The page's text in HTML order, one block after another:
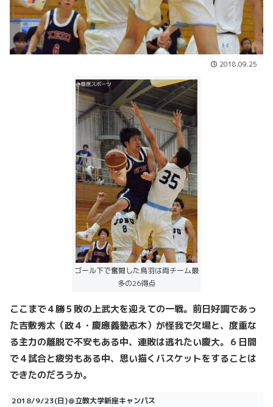
2018.09.25
ゴール下で奮闘した鳥羽は両チーム最
多の26得点
ここまで４勝５敗の上武大を迎えての一戦。前日好調であっ
た吉敷秀太（政４・慶應義塾志木）が怪我で欠場と、度重な
る主力の離脱で不安もある中、連敗は逃れたい慶大。６日間
で４試合と疲労もある中、思い描くバスケットをすることは
できたのだろうか。
2018/9/23(日)＠立教大学新座キャンパス